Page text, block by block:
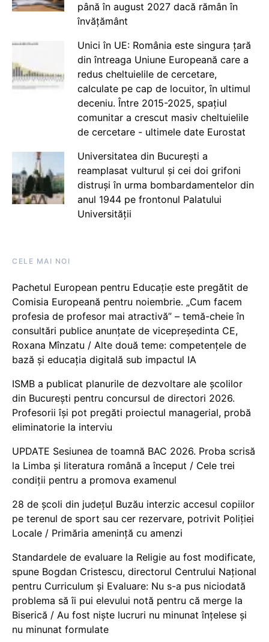
până în august 2027 dacă rămân în
învățământ
Unici în UE: România este singura țară
din întreaga Uniune Europeană care a
redus cheltuielile de cercetare,
calculate pe cap de locuitor, în ultimul
deceniu. Între 2015-2025, spațiul
comunitar a crescut masiv cheltuielile
de cercetare - ultimele date Eurostat
Universitatea din București a
reamplasat vulturul și cei doi grifoni
distruși în urma bombardamentelor din
anul 1944 pe frontonul Palatului
Universității
CELE MAI NOI
Pachetul European pentru Educație este pregătit de
Comisia Europeană pentru noiembrie. „Cum facem
profesia de profesor mai atractivă” – temă-cheie în
consultări publice anunțate de vicepreședinta CE,
Roxana Mînzatu / Alte două teme: competențele de
bază și educația digitală sub impactul IA
ISMB a publicat planurile de dezvoltare ale școlilor
din București pentru concursul de directori 2026.
Profesorii își pot pregăti proiectul managerial, probă
eliminatorie la interviu
UPDATE Sesiunea de toamnă BAC 2026. Proba scrisă
la Limba și literatura română a început / Cele trei
condiții pentru a promova examenul
28 de școli din județul Buzău interzic accesul copiilor
pe terenul de sport sau cer rezervare, potrivit Poliției
Locale / Primăria amenință cu amenzi
Standardele de evaluare la Religie au fost modificate,
spune Bogdan Cristescu, directorul Centrului Național
pentru Curriculum și Evaluare: Nu s-a pus niciodată
problema să îi pui elevului notă pentru că merge la
Biserică / Au fost niște lucruri nu minunat înțelese și
nu minunat formulate